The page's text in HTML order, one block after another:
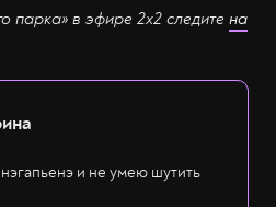
в эфире 2х2 следите на
и не умею шутить